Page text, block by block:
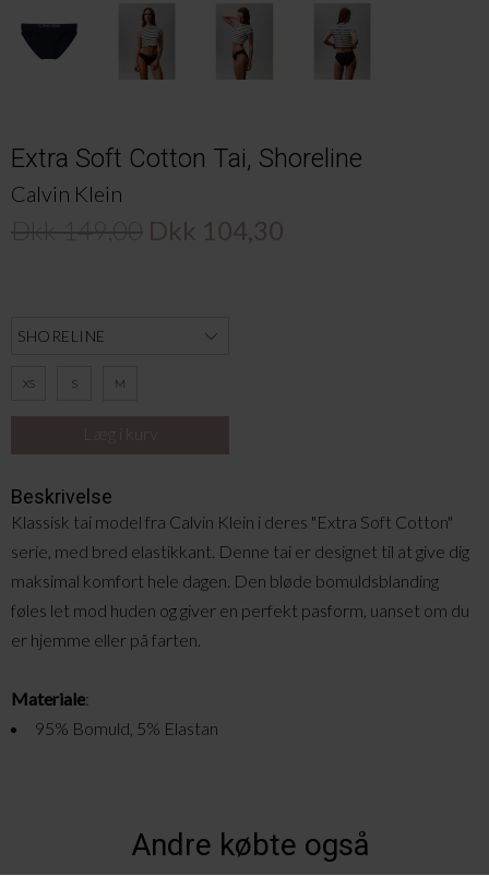
Extra Soft Cotton Tai, Shoreline
Calvin Klein
Dkk 104,30
XS S M
Beskrivelse
Klassisk tai model fra Calvin Klein i deres "Extra Soft Cotton"
serie, med bred elastikkant. Denne tai er designet til at give dig
maksimal komfort hele dagen. Den bløde bomuldsblanding
føles let mod huden og giver en perfekt pasform, uanset om du
er hjemme eller på farten.
Materiale:
95% Bomuld, 5% Elastan
Andre købte også